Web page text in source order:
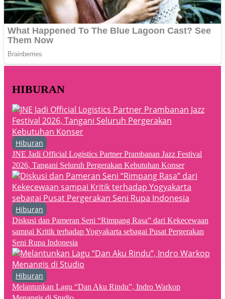
HIBURAN
Hiburan
JNE Jadi Official Logistics Partner Prambanan Jazz Festival
2026, Tangani Seluruh Pergerakan Kebutuhan Konser
Hiburan
Diskusi dan Pameran Seni “Rimpang Rasa” dari Kekecewaan
sampai Kritik terhadap Yogyakarta sebagai Pusat Pergerakan
Seni Rupa Indonesia
Hiburan
Melantunkan Lagu “Dan Aku Rindu”, Indro Warkop